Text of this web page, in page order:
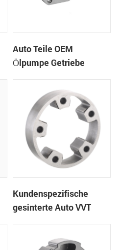
Auto Teile OEM
Ölpumpe Getriebe
Kundenspezifische
gesinterte Auto VVT